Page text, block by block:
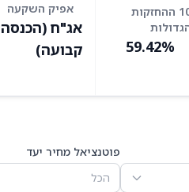
10 ההחזקות
59.42%
אפיק השקעה
אג"ח (הכנסה
קבועה)
פוטנציאל מחיר יעד
הכל